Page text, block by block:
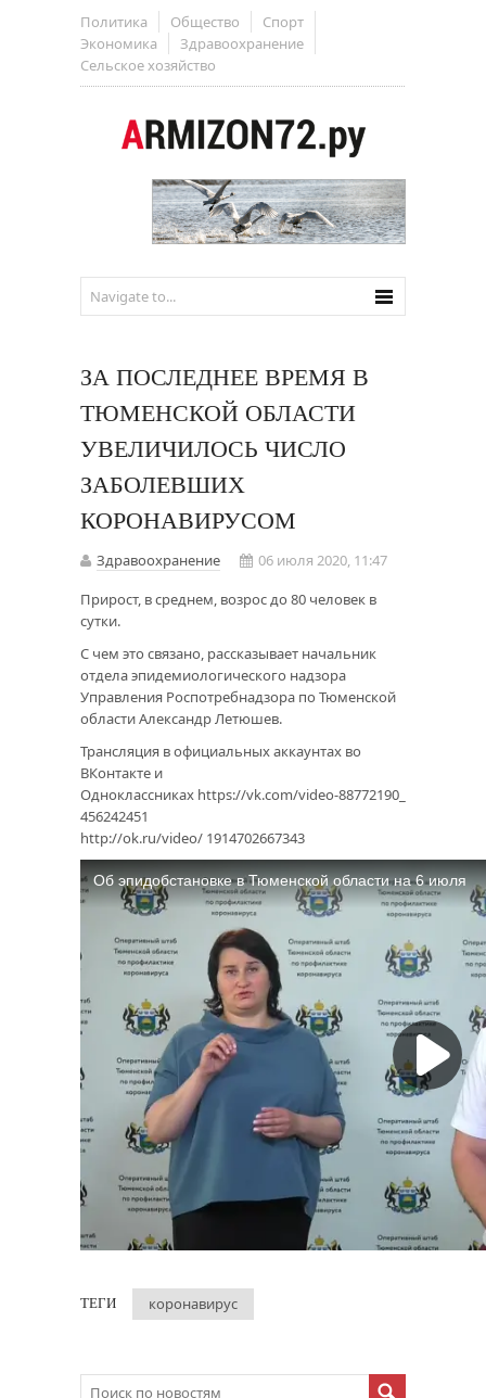
Политика Общество
Спорт
Экономика
Здравоохранение
Сельское хозяйство
ЗА ПОСЛЕДНЕЕ ВРЕМЯ В
ТЮМЕНСКОЙ ОБЛАСТИ
УВЕЛИЧИЛОСЬ ЧИСЛО
ЗАБОЛЕВШИХ
КОРОНАВИРУСОМ
Здравоохранение
06 июля 2020, 11:47
Прирост, в среднем, возрос до 80 человек в
сутки.
С чем это связано, рассказывает начальник
отдела эпидемиологического надзора
Управления Роспотребнадзора по Тюменской
области Александр Летюшев.
Трансляция в официальных аккаунтах во
ВКонтакте и
Одноклассниках https://vk.com/video-88772190_
456242451
http://ok.ru/video/ 1914702667343
ТЕГИ коронавирус